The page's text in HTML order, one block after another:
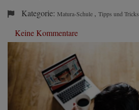
Kategorie: Matura-Schule , Tipps und Tricks
Keine Kommentare